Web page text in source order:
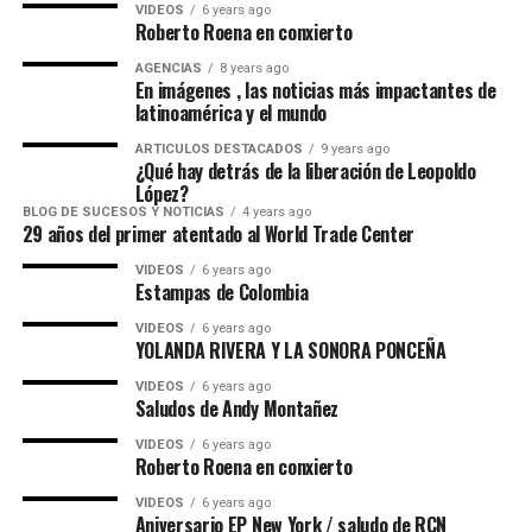
Bronce:19 medallas
Las piscinas olímpicas Hernando Arbeláez Jiménez,
ubicadas en la Unidad Deportiva de la Calle 42, se
construyeron originalmente a finales de los años 70
para los Juegos Nacionales de 1970.
embajadora municipal del folclor 2026, la muestra
folclórica de las candidatas del encuentro
departamental del folclor, la elección y coronacion de la
embajadora departamental 2026-2027, y la gala de
coronación encuentro nacional, con el concierto del
artista invitado Felipe Pelaez, y otros eventos más se
ralizaron en la Concha Acustica Garzon y Collazos.
Maria Paula Gonzalez Lozano, representó a Ibagué en el
VIDEOS 6 years ago
Roberto Roena en conxierto
AGENCIAS 8 years ago
En imágenes , las noticias más impactantes de
latinoamérica y el mundo
ARTICULOS DESTACADOS 9 years ago
¿Qué hay detrás de la liberación de Leopoldo
López?
BLOG DE SUCESOS Y NOTICIAS 4 years ago
29 años del primer atentado al World Trade Center
VIDEOS 6 years ago
Estampas de Colombia
VIDEOS 6 years ago
YOLANDA RIVERA Y LA SONORA PONCEÑA
VIDEOS 6 years ago
Saludos de Andy Montañez
VIDEOS 6 years ago
Roberto Roena en conxierto
VIDEOS 6 years ago
Aniversario EP New York / saludo de RCN